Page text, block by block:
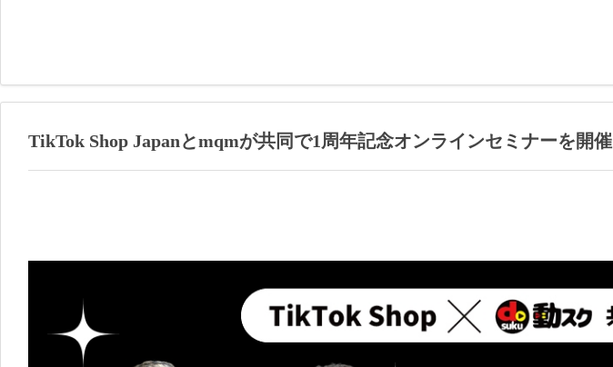
TikTok Shop Japanとmqmが共同で1周年記念オンラインセミナーを開催